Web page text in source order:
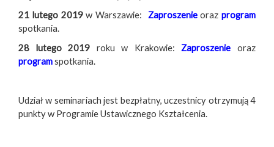
21 lutego 2019w Warszawie: Zaproszenieoraz program
spotkania.
28 lutego 2019 roku w Krakowie: Zaproszenie oraz
programspotkania.
Udział w seminariach jest bezpłatny, uczestnicy otrzymują 4
punkty w Programie Ustawicznego Kształcenia.